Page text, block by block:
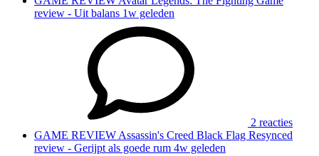
review - Uit balans 1w geleden
2 reacties
GAME REVIEW Assassin's Creed Black Flag Resynced
review - Gerijpt als goede rum 4w geleden